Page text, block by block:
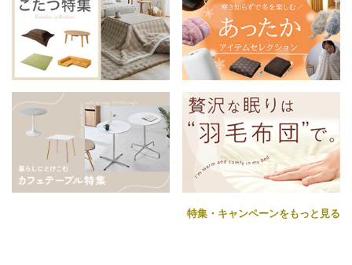
特集・キャンペーンをもっと見る